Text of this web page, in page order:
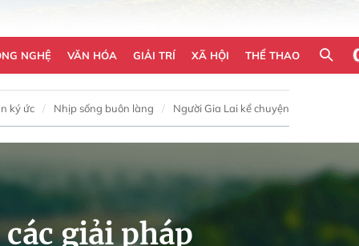
NGHỆ VĂN HÓA GIẢI TRÍ XÃ HỘI THỂ THAO
ký ức Nhịp sống buôn làng Người Gia Lai kể chuyện
giải pháp